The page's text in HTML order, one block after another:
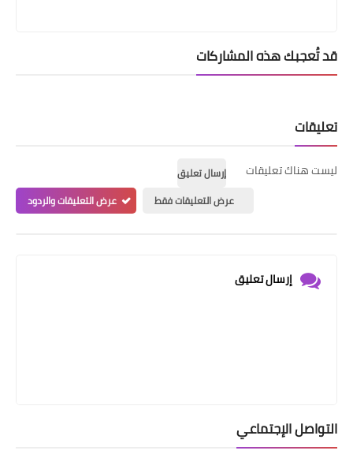
قد تُعجبك هذه المشاركات
تعليقات
ليست هناك تعليقات
إرسال تعليق
عرض التعليقات فقط
عرض التعليقات والردود
إرسال تعليق
التواصل الإجتماعي